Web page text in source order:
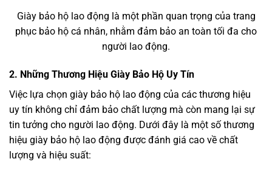
Giày bảo hộ lao động là một phần quan trọng của trang
phục bảo hộ cá nhân, nhằm đảm bảo an toàn tối đa cho
người lao động.
2. Những Thương Hiệu Giày Bảo Hộ Uy Tín
Việc lựa chọn giày bảo hộ lao động của các thương hiệu
uy tín không chỉ đảm bảo chất lượng mà còn mang lại sự
tin tưởng cho người lao động. Dưới đây là một số thương
hiệu giày bảo hộ lao động được đánh giá cao về chất
lượng và hiệu suất: